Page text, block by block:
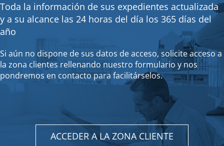
Toda la información de sus expedientes actualizada
y a su alcance las 24 horas del día los 365 días del
año
Si aún no dispone de sus datos de acceso, solicite acceso a
la zona clientes rellenando nuestro formulario y nos
pondremos en contacto para facilitárselos.
ACCEDER A LA ZONA CLIENTE